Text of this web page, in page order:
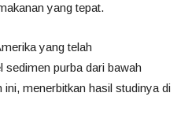
yang tepat.
yang telah
sedimen purba dari bawah
menerbitkan hasil studinya di